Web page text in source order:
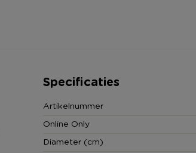
Specificaties
Artikelnummer
Online Only
Diameter (cm)